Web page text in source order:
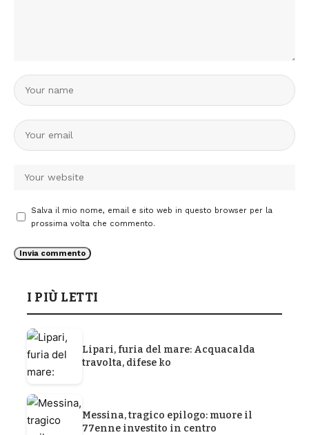
Salva il mio nome, email e sito web in questo browser per la
prossima volta che commento.
I PIÙ LETTI
Lipari, furia del mare: Acquacalda
travolta, difese ko
Messina, tragico epilogo: muore il
77enne investito in centro